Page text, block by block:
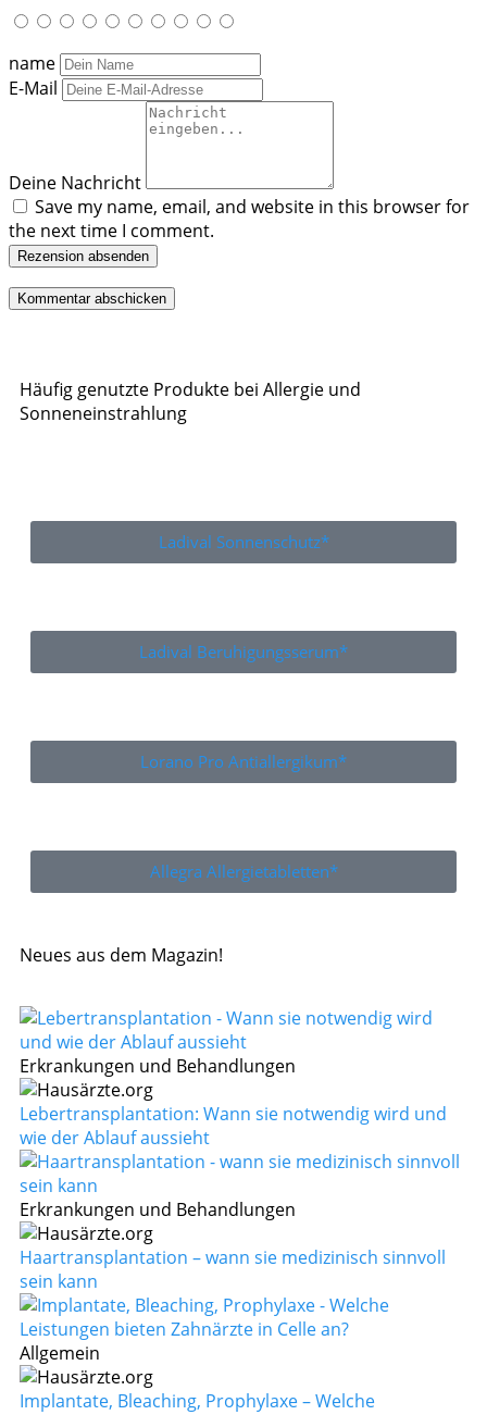
name
E-Mail
Deine Nachricht
Save my name, email, and website in this browser for
the next time I comment.
Rezension absenden
Häufig genutzte Produkte bei Allergie und
Sonneneinstrahlung
Ladival Sonnenschutz*
Ladival Beruhigungsserum*
Lorano Pro Antiallergikum*
Allegra Allergietabletten*
Neues aus dem Magazin!
Erkrankungen und Behandlungen
Lebertransplantation: Wann sie notwendig wird und
wie der Ablauf aussieht
Erkrankungen und Behandlungen
Haartransplantation – wann sie medizinisch sinnvoll
sein kann
Allgemein
Implantate, Bleaching, Prophylaxe – Welche